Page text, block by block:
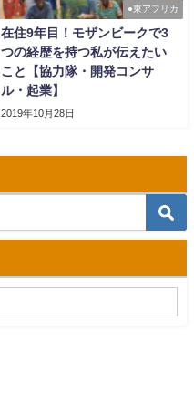
●東アフリカ
在住9年目！モザンビークで3
つの経歴を持つ私が伝えたい
こと【協力隊・開発コンサ
ル・起業】
2019年10月28日